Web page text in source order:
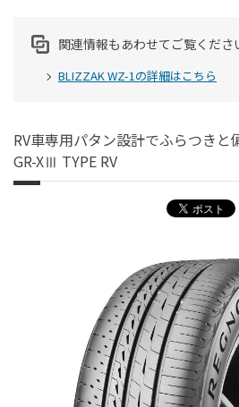
関連情報もあわせてご覧くださ
BLIZZAK WZ-1の詳細はこちら
RV車専用パタン設計でふらつきと
GR-XⅢ TYPE RV